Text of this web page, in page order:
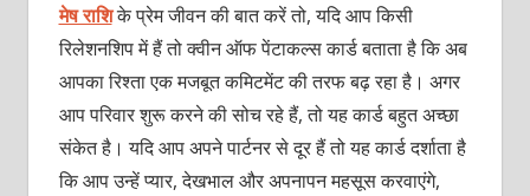
मेष राशिके प्रेम जीवन की बात करें तो, यदि आप किसी
रिलेशनशिप में हैं तो क्वीन ऑफ पेंटाकल्स कार्ड बताता है कि अब
आपका रिश्ता एक मजबूत कमिटमेंट की तरफ बढ़ रहा है। अगर
आप परिवार शुरू करने की सोच रहे हैं, तो यह कार्ड बहुत अच्छा
संकेत है। यदि आप अपने पार्टनर से दूर हैं तो यह कार्ड दर्शाता है
कि आप उन्हें प्यार, देखभाल और अपनापन महसूस करवाएंगे,